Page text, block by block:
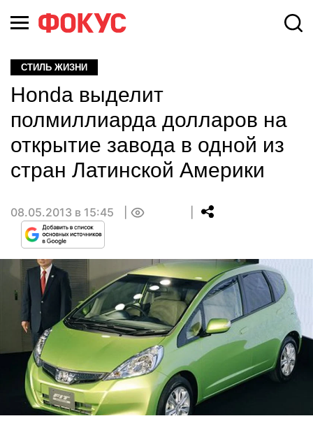
СТИЛЬ ЖИЗНИ
Honda выделит
полмиллиарда долларов на
открытие завода в одной из
стран Латинской Америки
08.05.2013 в 15:45